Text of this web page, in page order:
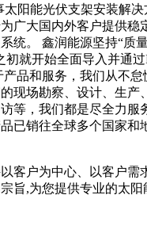
阳能光伏支架安装解决
广大国内外客户提供稳
统。 鑫润能源坚持“质
初就开始全面导入并通
品和服务，我们从不
现场勘察、设计、生产
等，我们都是尽全力服
已销往全球多个国家和
客户为中心、以客户需
旨,为您提供专业的太